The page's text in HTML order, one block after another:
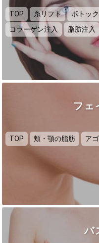
TOP 糸リフト ボトッ
コラーゲン注入
脂肪注入
フェ
TOP 頬・顎の脂肪 ア
バ